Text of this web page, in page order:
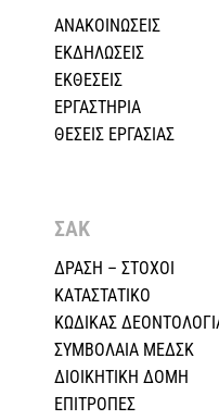
ΑΝΑΚΟΙΝΩΣΕΙΣ
ΕΚΔΗΛΩΣΕΙΣ
ΕΚΘΕΣΕΙΣ
ΕΡΓΑΣΤΗΡΙΑ
ΘΕΣΕΙΣ ΕΡΓΑΣΙΑΣ
ΣΑΚ
ΔΡΑΣΗ – ΣΤΟΧΟΙ
ΚΑΤΑΣΤΑΤΙΚΟ
ΚΩΔΙΚΑΣ
ΣΥΜΒΟΛΑΙΑ ΜΕΔΣΚ
ΔΙΟΙΚΗΤΙΚΗ ΔΟΜΗ
ΕΠΙΤΡΟΠΕΣ